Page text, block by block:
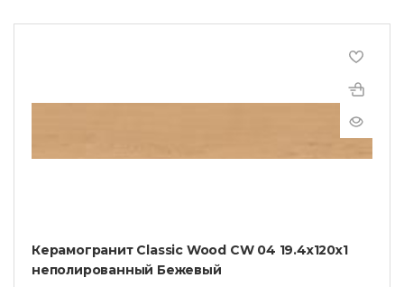
Керамогранит Classic Wood CW 04 19.4x120x1
неполированный Бежевый